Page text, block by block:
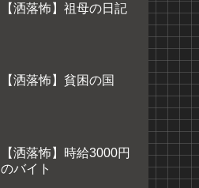
【洒落怖】祖母の日記
【洒落怖】貧困の国
【洒落怖】時給3000円
のバイト